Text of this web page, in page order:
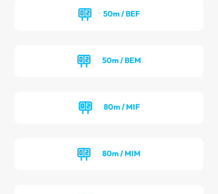
50m / BEF
50m / BEM
80m / MIF
80m / MIM